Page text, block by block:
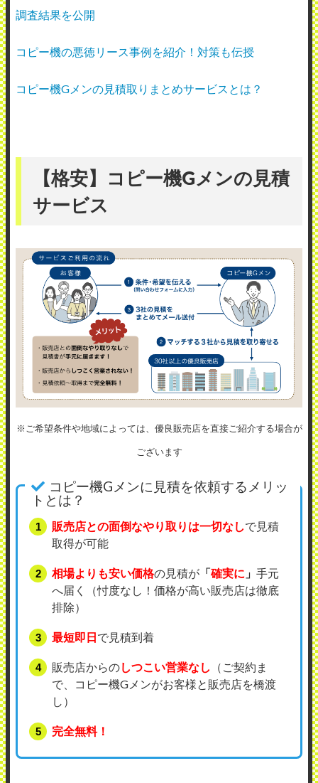
調査結果を公開
コピー機の悪徳リース事例を紹介！対策も伝授
コピー機Gメンの見積取りまとめサービスとは？
【格安】コピー機Gメンの見積
サービス
※ご希望条件や地域によっては、優良販売店を直接ご紹介する場合が
ございます
コピー機Gメンに見積を依頼するメリッ
トとは？
販売店との面倒なやり取りは一切なしで見積
取得が可能
相場よりも安い価格の見積が 「確実に 」 手元
へ届く（忖度なし！価格が高い販売店は徹底
排除）
最短即日で見積到着
販売店からのしつこい営業なし
（ご契約ま
で、コピー機Gメンがお客様と販売店を橋渡
し）
完全無料！